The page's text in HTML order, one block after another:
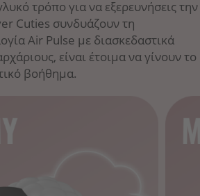
τρόπο για να εξερευνήσεις την
Cuties συνδυάζουν τη
Air Pulse με διασκεδαστικά
είναι έτοιμα να γίνουν το
βοήθημα.